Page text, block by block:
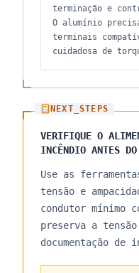
terminação e
O alumínio
terminais
cuidadosa de
NEXT_STEPS
VERIFIQUE O
INCÊNDIO ANTES
Use as
tensão e
condutor mínimo
preserva a
documentação de